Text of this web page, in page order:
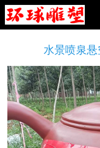
水景喷泉